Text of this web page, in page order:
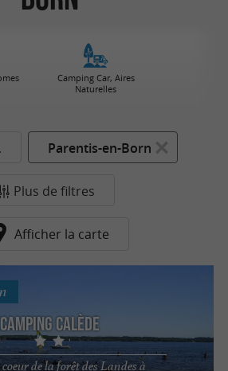
Camping Car, Aires
Naturelles
Parentis-en-Born
Plus de filtres
Afficher la carte
Camping Calède
de la forêt des Landes à